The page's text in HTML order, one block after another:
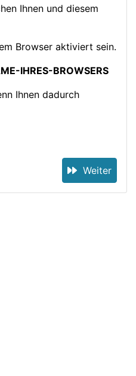
Ihnen und diesem
Browser aktiviert sein.
IHRES-BROWSERS
Ihnen dadurch
Weiter